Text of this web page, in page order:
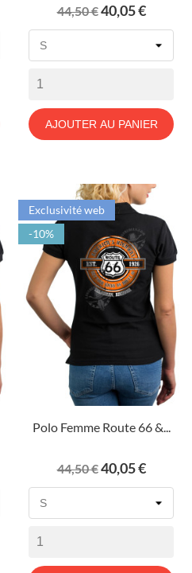
Prix
de
44,50 €Prix
40,05 €
AJOUTER AU PANIER
Polo Femme Route 66 &...
Prix
de
44,50 €Prix
40,05 €
Exclusivité web
-10%